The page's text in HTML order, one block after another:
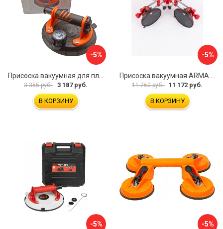
-5%
3 355 руб. 3 187 руб.
В КОРЗИНУ
-5%
11 760 руб. 11 172 руб.
В КОРЗИНУ
-5% -5%